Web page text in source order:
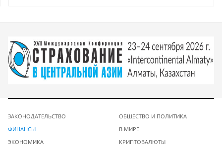
ЗАКОНОДАТЕЛЬСТВО
ФИНАНСЫ
ЭКОНОМИКА
ОБЩЕСТВО И ПОЛИТИКА
В МИРЕ
КРИПТОВАЛЮТЫ